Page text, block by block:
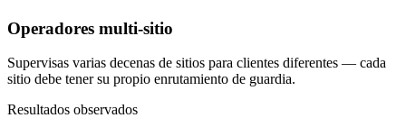
Operadores multi-sitio
Supervisas varias decenas de sitios para clientes diferentes — cada
sitio debe tener su propio enrutamiento de guardia.
Resultados observados